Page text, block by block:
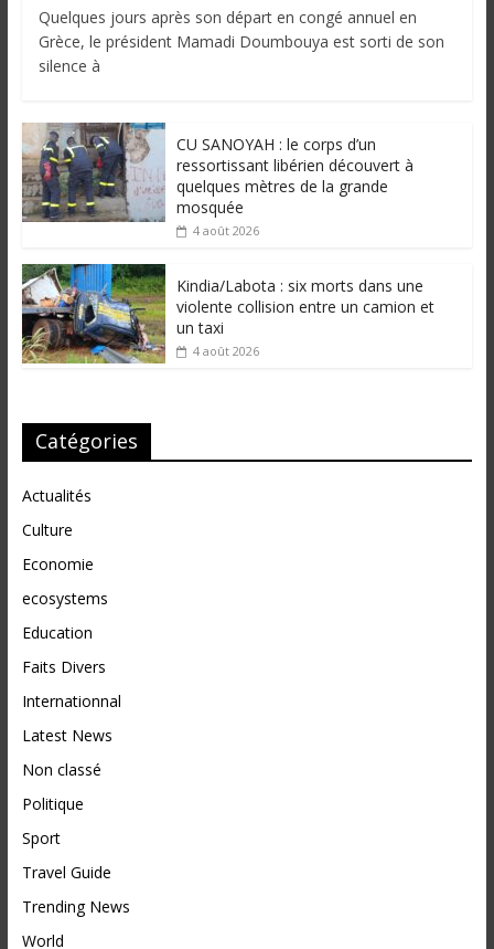
Quelques jours après son départ en congé annuel en
Grèce, le président Mamadi Doumbouya est sorti de son
silence à
CU SANOYAH : le corps d’un
ressortissant libérien découvert à
quelques mètres de la grande
mosquée
4 août 2026
Kindia/Labota : six morts dans une
violente collision entre un camion et
un taxi
4 août 2026
Catégories
Actualités
Culture
Economie
ecosystems
Education
Faits Divers
Internationnal
Latest News
Non classé
Politique
Sport
Travel Guide
Trending News
World